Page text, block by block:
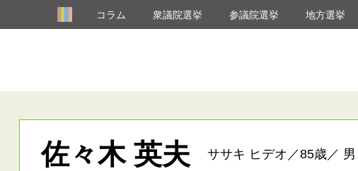
コラム 衆議院選挙 参議院選挙 地方選挙
佐々木 英夫 ササキ ヒデオ／85歳／ 男